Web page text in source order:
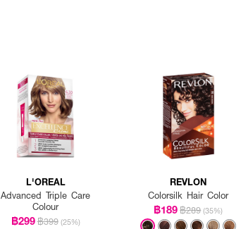
L'OREAL
Advanced Triple Care
Colour
฿299฿399 (25%)
REVLON
Colorsilk Hair Color
฿189฿289 (35%)